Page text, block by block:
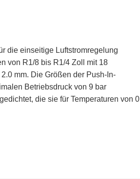
die einseitige Luftstromregelung
von R1/8 bis R1/4 Zoll mit 18
mm. Die Größen der Push-In-
Betriebsdruck von 9 bar
die sie für Temperaturen von 0